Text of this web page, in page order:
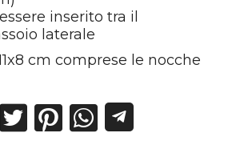
inserito tra il
laterale
cm comprese le nocche